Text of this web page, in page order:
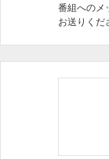
番組へのメ
お送りくだ